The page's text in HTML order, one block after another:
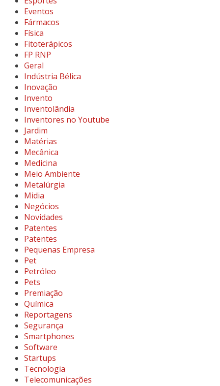
Eventos
Fármacos
Física
Fitoterápicos
FP RNP
Geral
Indústria Bélica
Inovação
Invento
Inventolândia
Inventores no Youtube
Jardim
Matérias
Mecânica
Medicina
Meio Ambiente
Metalúrgia
Midia
Negócios
Novidades
Patentes
Patentes
Pequenas Empresa
Pet
Petróleo
Pets
Premiação
Química
Reportagens
Segurança
Smartphones
Software
Startups
Tecnologia
Telecomunicações